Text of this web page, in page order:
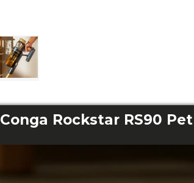
Conga Rockstar RS90